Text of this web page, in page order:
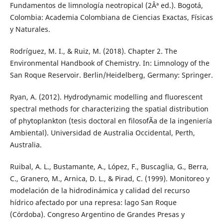
Fundamentos de limnología neotropical (2Âª ed.). Bogotá,
Colombia: Academia Colombiana de Ciencias Exactas, Físicas
y Naturales.
Rodríguez, M. I., & Ruiz, M. (2018). Chapter 2. The
Environmental Handbook of Chemistry. In: Limnology of the
San Roque Reservoir. Berlin/Heidelberg, Germany: Springer.
Ryan, A. (2012). Hydrodynamic modelling and fluorescent
spectral methods for characterizing the spatial distribution
of phytoplankton (tesis doctoral en filosofÃ­a de la ingeniería
Ambiental). Universidad de Australia Occidental, Perth,
Australia.
Ruibal, A. L., Bustamante, A., López, F., Buscaglia, G., Berra,
C., Granero, M., Arnica, D. L., & Pirad, C. (1999). Monitoreo y
modelación de la hidrodinámica y calidad del recurso
hídrico afectado por una represa: lago San Roque
(Córdoba). Congreso Argentino de Grandes Presas y